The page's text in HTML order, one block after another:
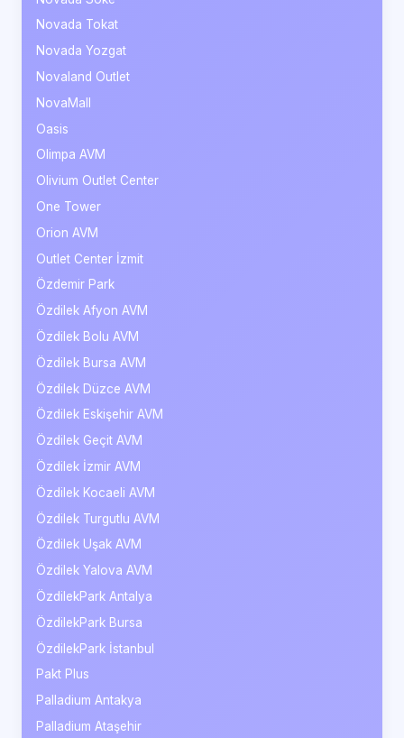
Novada Tokat
Novada Yozgat
Novaland Outlet
NovaMall
Oasis
Olimpa AVM
Olivium Outlet Center
One Tower
Orion AVM
Outlet Center İzmit
Özdemir Park
Özdilek Afyon AVM
Özdilek Bolu AVM
Özdilek Bursa AVM
Özdilek Düzce AVM
Özdilek Eskişehir AVM
Özdilek Geçit AVM
Özdilek İzmir AVM
Özdilek Kocaeli AVM
Özdilek Turgutlu AVM
Özdilek Uşak AVM
Özdilek Yalova AVM
ÖzdilekPark Antalya
ÖzdilekPark Bursa
ÖzdilekPark İstanbul
Pakt Plus
Palladium Antakya
Palladium Ataşehir